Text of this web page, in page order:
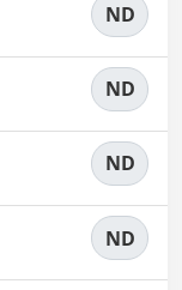
ND
ND
ND
ND